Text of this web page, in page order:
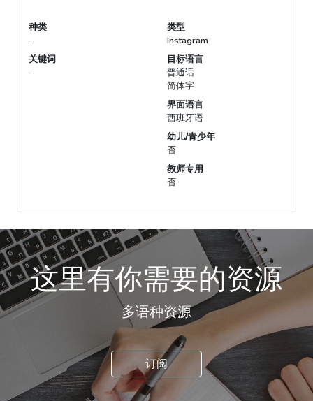
种类
-
关键词
-
类型
Instagram
目标语言
普通话
简体字
界面语言
西班牙语
幼儿/青少年
否
教师专用
否
这里有你需要的资源
多语种资源
订阅